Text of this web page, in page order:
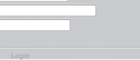
Login